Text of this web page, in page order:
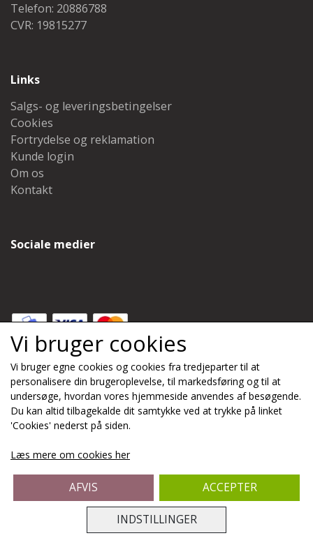
Telefon: 20886788
CVR: 19815277
Links
Salgs- og leveringsbetingelser
Cookies
Fortrydelse og reklamation
Kunde login
Om os
Kontakt
Sociale medier
Modtag nyheder via e-mail
Tilmeld
Fragt til pakkeshop 50DKK
Vi bruger cookies
Vi bruger egne cookies og cookies fra tredjeparter til at
personalisere din brugeroplevelse, til markedsføring og til at
undersøge, hvordan vores hjemmeside anvendes af besøgende.
Du kan altid tilbagekalde dit samtykke ved at trykke på linket
'Cookies' nederst på siden.
Læs mere om cookies her
INDSTILLINGER
AFVIS ACCEPTER